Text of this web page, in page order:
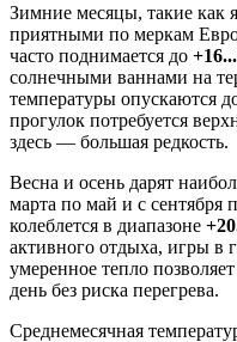
Зимние месяцы, такие как
приятными по меркам
часто поднимается до
солнечными ваннами на
температуры опускаются
прогулок потребуется
здесь — большая редкость.
Весна и осень дарят
марта по май и с сентября
колеблется в диапазоне
активного отдыха, игры в
умеренное тепло
день без риска перегрева.
Среднемесячная